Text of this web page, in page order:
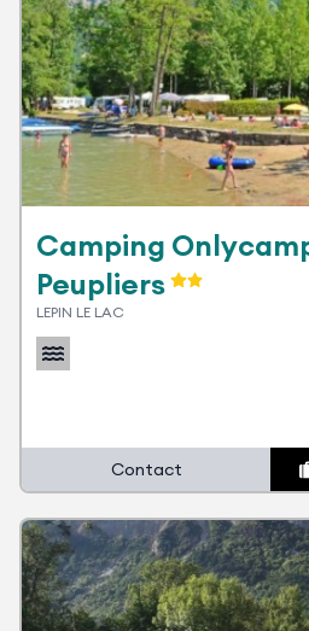
Camping
Peupliers
LEPIN LE LAC
Contact